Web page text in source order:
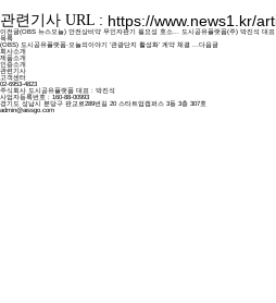
관련기사 URL : https://www.news1.kr/
이전글(OBS 뉴스오늘) 안전상비약 무인자판기 필요성 호소... 도시공유플랫폼(주) 박진석 대
목록
(OBS) 도시공유플랫폼·오늘의이야기 '관광단지 활성화' 계약 체결 ... 다음글
회사소개
제품소개
인증소개
관련기사
고객센터
02-6953-4823
주식회사 도시공유플랫폼 대표 : 박진석
사업자등록번호 : 160-88-00993
경기도 성남시 분당구 판교로289번길 20 스타트업캠퍼스 3동 3층 307호
admin@aissgo.com